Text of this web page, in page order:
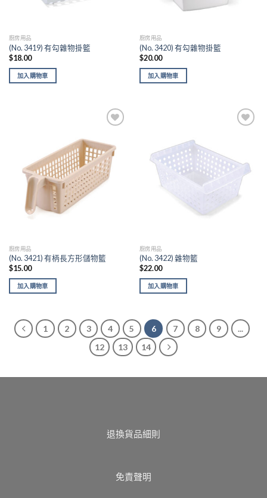
廚房用品
(No. 3419) 有勾雜物掛籃
$18.00
加入購物車
廚房用品
(No. 3420) 有勾雜物掛籃
$20.00
加入購物車
wishlist
廚房用品
(No. 3421) 有柄長方形儲物籃
$15.00
加入購物車
廚房用品
(No. 3422) 雜物籃
$22.00
加入購物車
1 2 3 4 5 6 7 8 9
...
12
13 14
退換貨品細則
免責聲明